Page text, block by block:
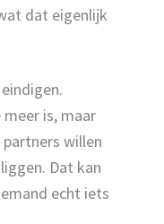
dat eigenlijk
is, maar
willen
Dat kan
echt iets